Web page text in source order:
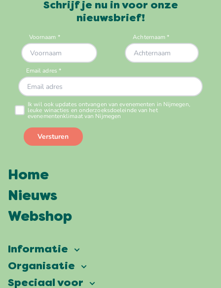
Schrijf je nu in voor onze
nieuwsbrief!
Home
Nieuws
Webshop
Informatie
Vierdaagsefeesten
Veelgestelde vragen
Organisatie
Onze ambitie
Speciaal voor